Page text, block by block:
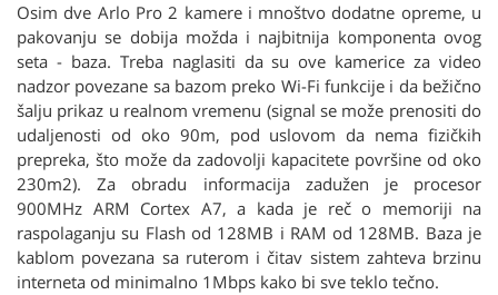
Osim dve Arlo Pro 2 kamere i mnoštvo dodatne opreme, u
pakovanju se dobija možda i najbitnija komponenta ovog
seta - baza. Treba naglasiti da su ove kamerice za video
nadzor povezane sa bazom preko Wi-Fi funkcije i da bežično
šalju prikaz u realnom vremenu (signal se može prenositi do
udaljenosti od oko 90m, pod uslovom da nema fizičkih
prepreka, što može da zadovolji kapacitete površine od oko
230m2). Za obradu informacija zadužen je procesor
900MHz ARM Cortex A7, a kada je reč o memoriji na
raspolaganju su Flash od 128MB i RAM od 128MB. Baza je
kablom povezana sa ruterom i čitav sistem zahteva brzinu
interneta od minimalno 1Mbps kako bi sve teklo tečno.